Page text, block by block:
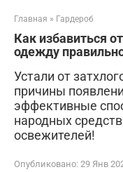
Главная » Гардероб
Как избавиться
одежду
Устали от
причины
эффективные
народных
освежителей!
Опубликовано: 29 Янв